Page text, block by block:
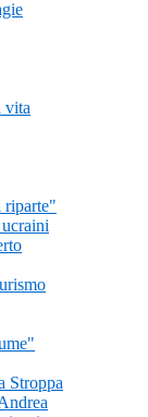
vita
riparte"
Stroppa